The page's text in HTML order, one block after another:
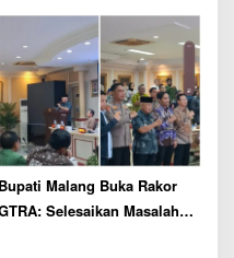
Bupati Malang Buka Rakor
Selesaikan Masalah